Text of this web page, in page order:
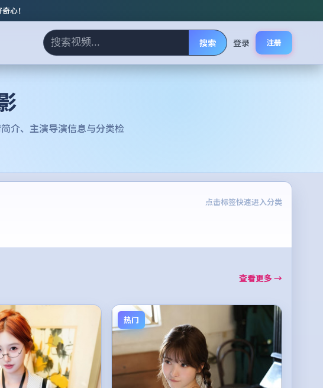
心！
搜索 登录 注册
介、主演导演信息与分类检
点击标签快速进入分类
查看更多 →
热门